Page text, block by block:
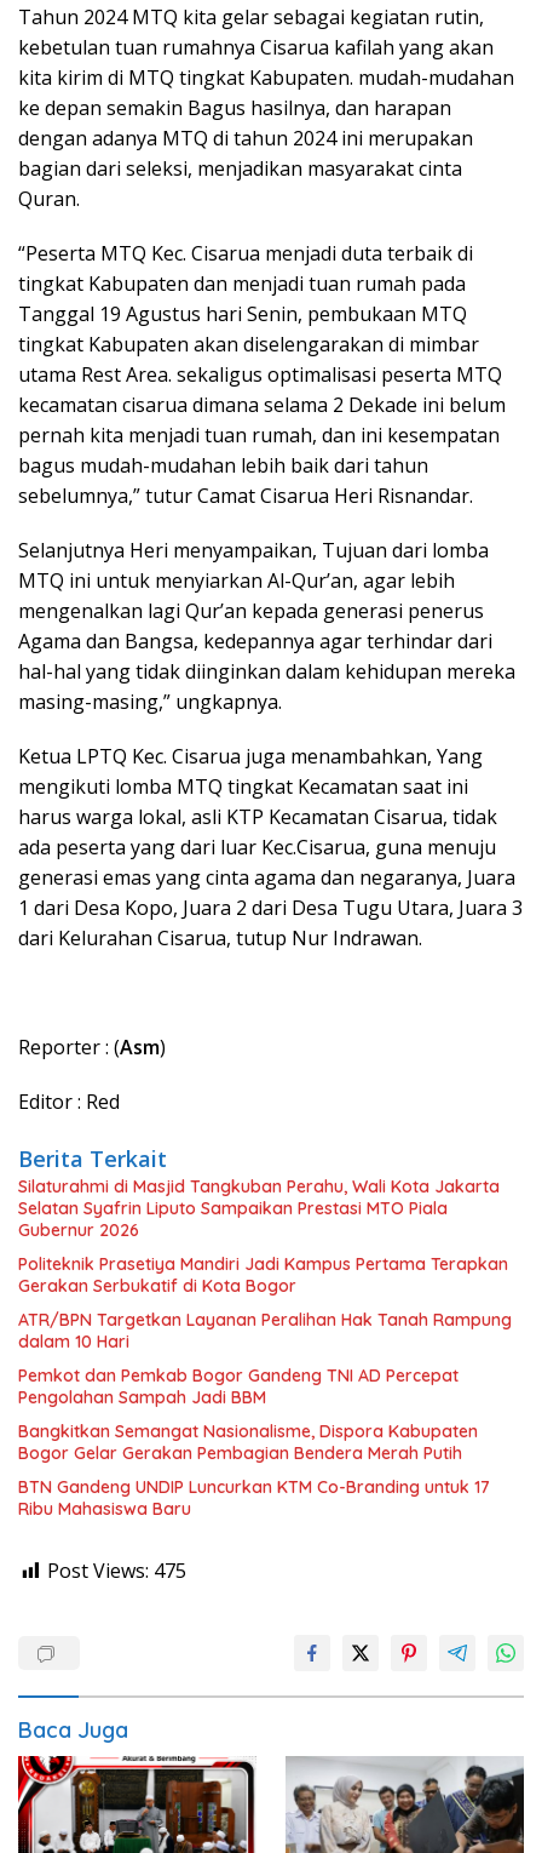
Tahun 2024 MTQ kita gelar sebagai kegiatan rutin,
kebetulan tuan rumahnya Cisarua kafilah yang akan
kita kirim di MTQ tingkat Kabupaten. mudah-mudahan
ke depan semakin Bagus hasilnya, dan harapan
dengan adanya MTQ di tahun 2024 ini merupakan
bagian dari seleksi, menjadikan masyarakat cinta
Quran.
“Peserta MTQ Kec. Cisarua menjadi duta terbaik di
tingkat Kabupaten dan menjadi tuan rumah pada
Tanggal 19 Agustus hari Senin, pembukaan MTQ
tingkat Kabupaten akan diselengarakan di mimbar
utama Rest Area. sekaligus optimalisasi peserta MTQ
kecamatan cisarua dimana selama 2 Dekade ini belum
pernah kita menjadi tuan rumah, dan ini kesempatan
bagus mudah-mudahan lebih baik dari tahun
sebelumnya,” tutur Camat Cisarua Heri Risnandar.
Selanjutnya Heri menyampaikan, Tujuan dari lomba
MTQ ini untuk menyiarkan Al-Qur’an, agar lebih
mengenalkan lagi Qur’an kepada generasi penerus
Agama dan Bangsa, kedepannya agar terhindar dari
hal-hal yang tidak diinginkan dalam kehidupan mereka
masing-masing,” ungkapnya.
Ketua LPTQ Kec. Cisarua juga menambahkan, Yang
mengikuti lomba MTQ tingkat Kecamatan saat ini
harus warga lokal, asli KTP Kecamatan Cisarua, tidak
ada peserta yang dari luar Kec.Cisarua, guna menuju
generasi emas yang cinta agama dan negaranya, Juara
1 dari Desa Kopo, Juara 2 dari Desa Tugu Utara, Juara 3
dari Kelurahan Cisarua, tutup Nur Indrawan.
Reporter : (Asm)
Editor : Red
Berita Terkait
Silaturahmi di Masjid Tangkuban Perahu, Wali Kota Jakarta
Selatan Syafrin Liputo Sampaikan Prestasi MTO Piala
Gubernur 2026
Politeknik Prasetiya Mandiri Jadi Kampus Pertama Terapkan
Gerakan Serbukatif di Kota Bogor
ATR/BPN Targetkan Layanan Peralihan Hak Tanah Rampung
dalam 10 Hari
Pemkot dan Pemkab Bogor Gandeng TNI AD Percepat
Pengolahan Sampah Jadi BBM
Bangkitkan Semangat Nasionalisme, Dispora Kabupaten
Bogor Gelar Gerakan Pembagian Bendera Merah Putih
BTN Gandeng UNDIP Luncurkan KTM Co-Branding untuk 17
Ribu Mahasiswa Baru
Post Views: 475
Baca Juga